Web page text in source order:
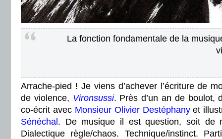
La fonction fondamentale de la
Arrache-pied ! Je viens d’achever l’écriture de
de violence, Vironsussi. Près d’un an de boulot,
co-écrit avec Monsieur Olivier Destéphanyet
Sénéchal . De musique il est question, soit de
Dialectique règle/chaos. Technique/instinct.